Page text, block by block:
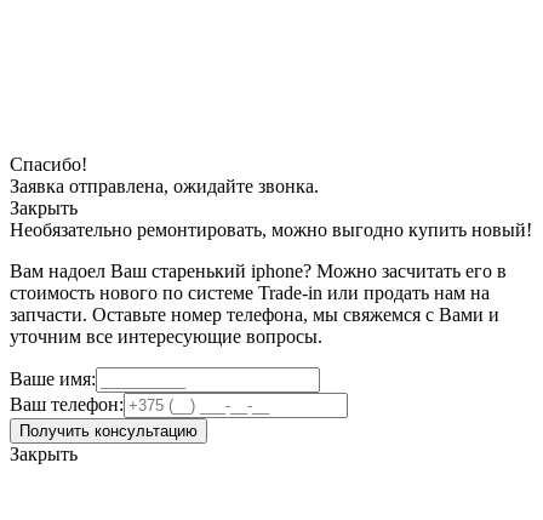
Спасибо!
Заявка отправлена, ожидайте звонка.
Закрыть
Необязательно ремонтировать, можно выгодно купить новый!
Вам надоел Ваш старенький iphone? Можно засчитать его в
стоимость нового по системе Trade-in или продать нам на
запчасти. Оставьте номер телефона, мы свяжемся с Вами и
уточним все интересующие вопросы.
Ваше имя:
Ваш телефон:
Получить консультацию
Закрыть